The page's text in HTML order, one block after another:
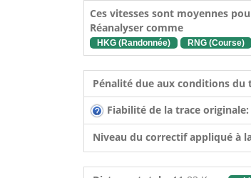
Ces vitesses sont moyennes
Réanalyser comme
HKG (Randonnée) RNG (Course)
Pénalité due aux conditions du
Fiabilité de la trace originale:
Niveau du correctif appliqué à